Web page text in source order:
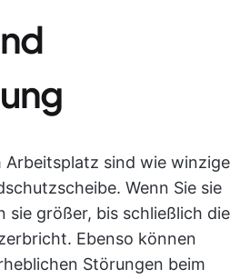
Arbeitsplatz sind wie winzige
Wenn Sie sie
sie größer, bis schließlich die
Ebenso können
Störungen beim